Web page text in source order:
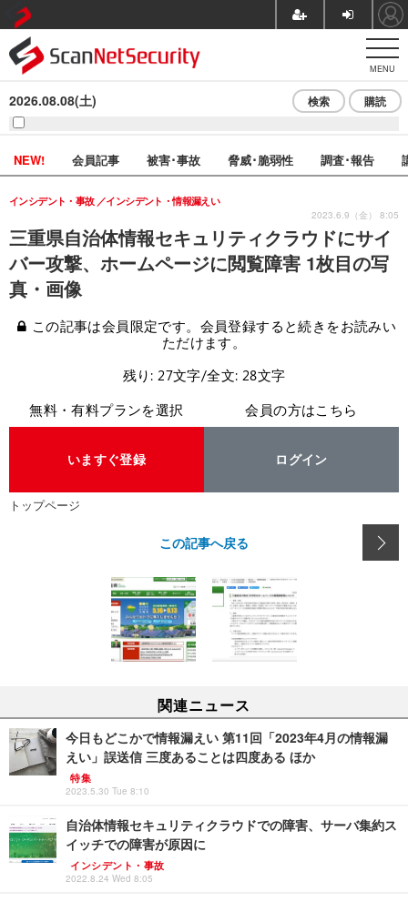
MENU
2026.08.08(土) 検索 購読
NEW! 会員記事 被害･事故 脅威･脆弱性 調査･報告
三重県自治体情報セキュリティクラウドにサイ
バー攻撃、ホームページに閲覧障害 1枚目の写
真・画像
インシデント・事故 インシデント・情報漏えい
2023.6.9（金） 8:05
この記事は会員限定です。会員登録すると続きをお読みい
ただけます。
残り: 27文字/全文: 28文字
無料・有料プランを選択
いますぐ登録
会員の方はこちら
ログイン
トップページ
この記事へ戻る
関連ニュース
今日もどこかで情報漏えい 第11回「2023年4月の情報漏
えい」誤送信 三度あることは四度ある ほか
特集
2023.5.30 Tue 8:10
自治体情報セキュリティクラウドでの障害、サーバ集約ス
イッチでの障害が原因に
インシデント・事故
2022.8.24 Wed 8:05